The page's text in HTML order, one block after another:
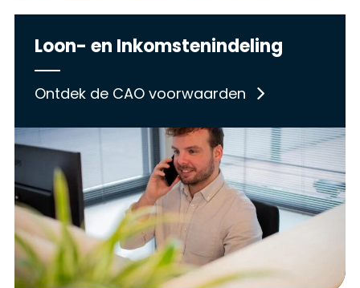
Loon- en Inkomstenindeling
Ontdek de CAO voorwaarden